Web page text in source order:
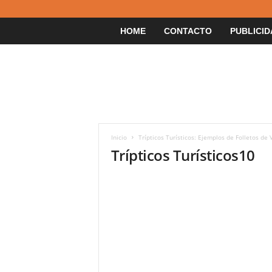
HOME CONTACTO
Inicio Trípticos Turísticos: Ejemplos de Folletos de
Trípticos Turísticos10